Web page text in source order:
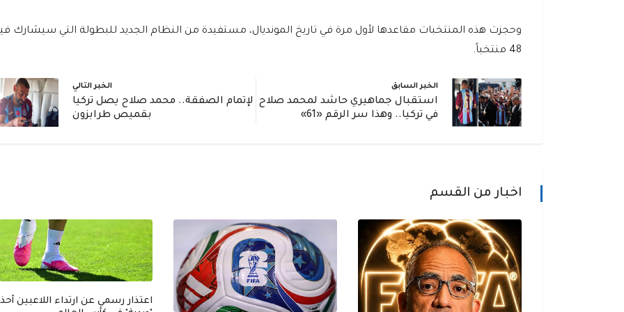
وحجزت هذه المنتخبات مقاعدها لأول مرة في تاريخ المونديال، مستفيدة من النظام الجديد للبطولة التي سيشارك
48 منتخباً.
الخبر السابق
استقبال جماهيري حاشد لمحمد صلاح
في تركيا.. وهذا سر الرقم «61»
الخبر التالي
لإتمام الصفقة.. محمد صلاح يصل تركيا
بقميص طرابزون
اخبار من القسم
اعتذار رسمي عن ارتداء اللاعبين